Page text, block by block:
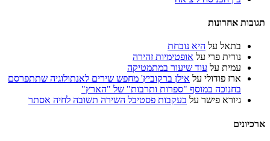
תגובות אחרונות
בתאל על היא נובחת
נורית פרי על אופטימיות זהירה
עמית על עוד שיעור במתמטיקה
ארז פודולי על אילן ברקוביץ' מחפש שירים לאנתולוגיה שתתפרסם
בחנוכה במוסף "ספרות ותרבות" של "הארץ"
גיורא פישר על בעקבות פסטיבל השירה תשובה לחיה אסתר
ארכיונים